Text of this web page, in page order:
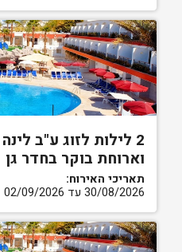
2 לילות לזוג ע"ב לינה
וארוחת בוקר בחדר גן
תאריכי האירוח:
30/08/2026 עד 02/09/2026